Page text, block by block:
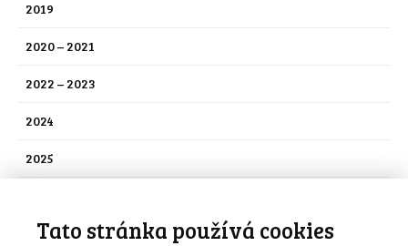
2019
2020 – 2021
2022 – 2023
2024
2025
Nezařazené
Tato stránka používá cookies